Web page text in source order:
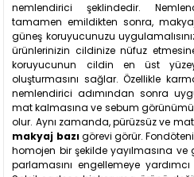
nemlendirici şeklindedir.
tamamen emildikten sonra,
güneş koruyucunuzu
ürünlerinizin cildinize nüfuz
koruyucunun cildin en üst
oluşturmasını sağlar. Özellikle
nemlendirici adımından sonra
mat kalmasına ve sebum
olur. Aynı zamanda, pürüzsüz ve
makyaj bazıgörevi görür.
homojen bir şekilde yayılmasına
parlamasını engellemeye